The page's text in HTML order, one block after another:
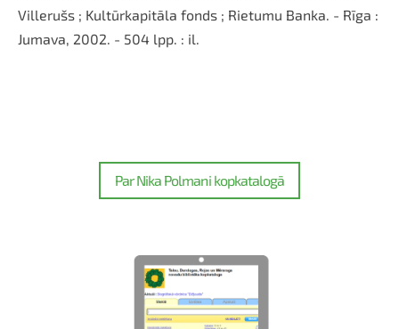
Villerušs ; Kultūrkapitāla fonds ; Rietumu Banka. - Rīga :
Jumava, 2002. - 504 lpp. : il.
Par Nika Polmani kopkatalogā